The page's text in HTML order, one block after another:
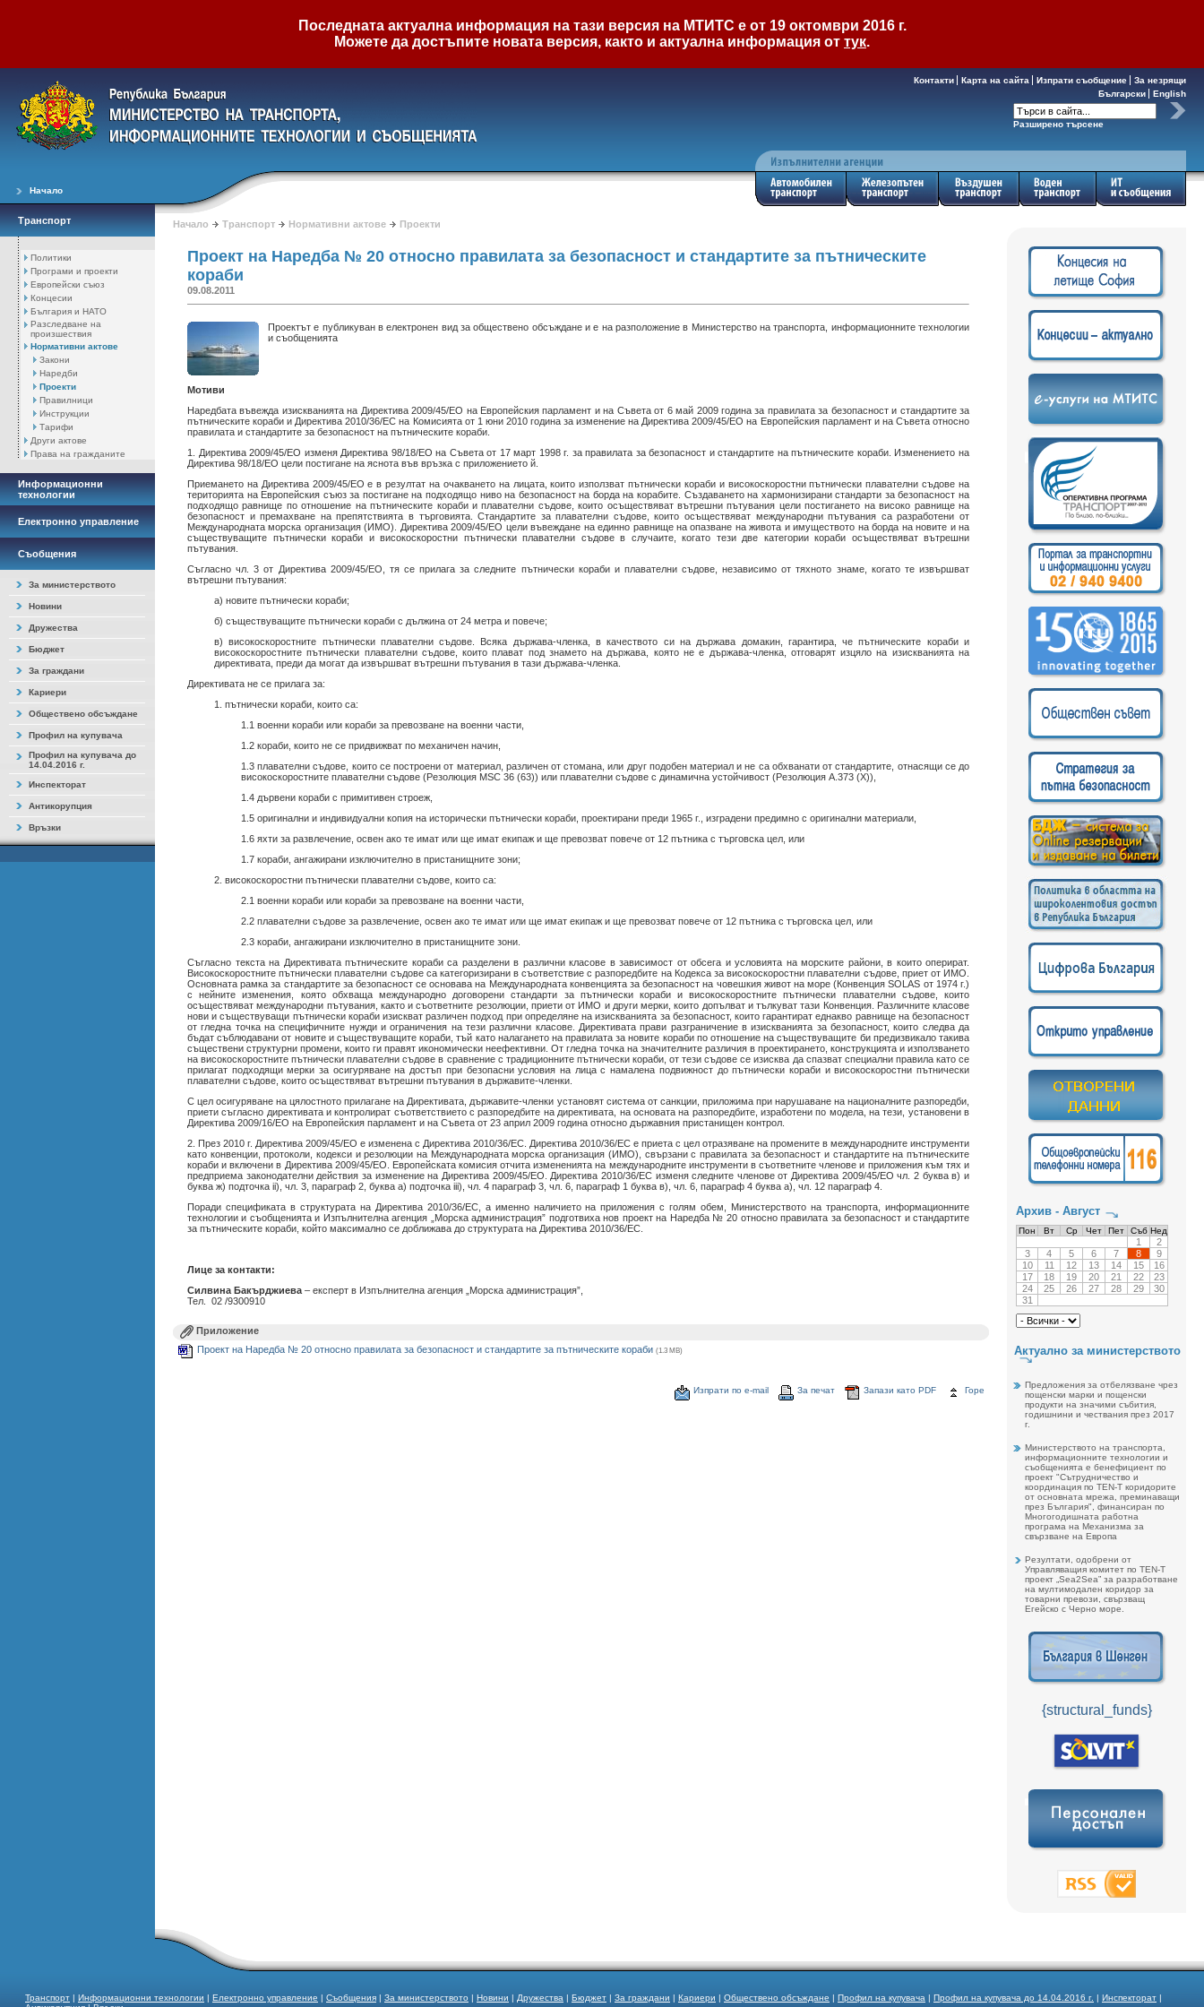
Последната актуална информация на тази версия на МТИТС е от 19 октомври 2016 г.
Можете да достъпите новата версия, както и актуална информация от тук.
Контакти Карта на сайта Изпрати съобщение
За незрящи
Български
English
Разширено търсене
Начало
Транспорт
Политики
Програми и проекти
Европейски съюз
Концесии
България и НАТО
Разследване на
произшествия
Нормативни актове
Закони
Наредби
Проекти
Правилници
Инструкции
Тарифи
Други актове
Права на гражданите
Информационни
технологии
Електронно управление
Съобщения
За министерството
Новини
Дружества
Бюджет
За граждани
Кариери
Обществено обсъждане
Профил на купувача
Профил на купувача до
14.04.2016 г.
Инспекторат
Антикорупция
Връзки
Начало Транспорт Нормативни актове Проекти
Проект на Наредба № 20 относно правилата за безопасност и стандартите за пътническите
кораби
09.08.2011
Проектът е публикуван в електронен вид за обществено обсъждане и е на разположение в Министерство на транспорта, информационните технологии
и съобщенията
Мотиви
Наредбата въвежда изискванията на Директива 2009/45/ЕО на Европейския парламент и на Съвета от 6 май 2009 година за правилата за безопасност и стандартите за
пътническите кораби и Директива 2010/36/ЕС на Комисията от 1 юни 2010 година за изменение на Директива 2009/45/ЕО на Европейския парламент и на Съвета относно
правилата и стандартите за безопасност на пътническите кораби.
1. Директива 2009/45/ЕО изменя Директива 98/18/ЕО на Съвета от 17 март 1998 г. за правилата за безопасност и стандартите на пътническите кораби. Изменението на
Директива 98/18/ЕО цели постигане на яснота във връзка с приложението й.
Приемането на Директива 2009/45/ЕО е в резултат на очакването на лицата, които използват пътнически кораби и високоскоростни пътнически плавателни съдове на
територията на Европейския съюз за постигане на подходящо ниво на безопасност на борда на корабите. Създаването на хармонизирани стандарти за безопасност на
подходящо равнище по отношение на пътническите кораби и плавателни съдове, които осъществяват вътрешни пътувания цели постигането на високо равнище на
безопасност и премахване на препятствията в търговията. Стандартите за плавателни съдове, които осъществяват международни пътувания са разработени от
Международната морска организация (ИМО). Директива 2009/45/ЕО цели въвеждане на единно равнище на опазване на живота и имуществото на борда на новите и на
съществуващите пътнически кораби и високоскоростни пътнически плавателни съдове в случаите, когато тези две категории кораби осъществяват вътрешни
пътувания.
Съгласно чл. 3 от Директива 2009/45/ЕО, тя се прилага за следните пътнически кораби и плавателни съдове, независимо от тяхното знаме, когато те извършват
вътрешни пътувания:
а) новите пътнически кораби;
б) съществуващите пътнически кораби с дължина от 24 метра и повече;
в) високоскоростните пътнически плавателни съдове. Всяка държава-членка, в качеството си на държава домакин, гарантира, че пътническите кораби и
високоскоростните пътнически плавателни съдове, които плават под знамето на държава, която не е държава-членка, отговарят изцяло на изискванията на
директивата, преди да могат да извършват вътрешни пътувания в тази държава-членка.
Директивата не се прилага за:
1. пътнически кораби, които са:
1.1 военни кораби или кораби за превозване на военни части,
1.2 кораби, които не се придвижват по механичен начин,
1.3 плавателни съдове, които се построени от материал, различен от стомана, или друг подобен материал и не са обхванати от стандартите, отнасящи се до
високоскоростните плавателни съдове (Резолюция MSC 36 (63)) или плавателни съдове с динамична устойчивост (Резолюция А.373 (Х)),
1.4 дървени кораби с примитивен строеж,
1.5 оригинални и индивидуални копия на исторически пътнически кораби, проектирани преди 1965 г., изградени предимно с оригинални материали,
1.6 яхти за развлечение, освен ако те имат или ще имат екипаж и ще превозват повече от 12 пътника с търговска цел, или
1.7 кораби, ангажирани изключително в пристанищните зони;
2. високоскоростни пътнически плавателни съдове, които са:
2.1 военни кораби или кораби за превозване на военни части,
2.2 плавателни съдове за развлечение, освен ако те имат или ще имат екипаж и ще превозват повече от 12 пътника с търговска цел, или
2.3 кораби, ангажирани изключително в пристанищните зони.
Съгласно текста на Директивата пътническите кораби са разделени в различни класове в зависимост от обсега и условията на морските райони, в които оперират.
Високоскоростните пътнически плавателни съдове са категоризирани в съответствие с разпоредбите на Кодекса за високоскоростни плавателни съдове, приет от ИМО.
Основната рамка за стандартите за безопасност се основава на Международната конвенцията за безопасност на човешкия живот на море (Конвенция SOLAS от 1974 г.)
с нейните изменения, която обхваща международно договорени стандарти за пътнически кораби и високоскоростните пътнически плавателни съдове, които
осъществяват международни пътувания, както и съответните резолюции, приети от ИМО и други мерки, които допълват и тълкуват тази Конвенция. Различните класове
нови и съществуващи пътнически кораби изискват различен подход при определяне на изискванията за безопасност, които гарантират еднакво равнище на безопасност
от гледна точка на специфичните нужди и ограничения на тези различни класове. Директивата прави разграничение в изискванията за безопасност, които следва да
бъдат съблюдавани от новите и съществуващите кораби, тъй като налагането на правилата за новите кораби по отношение на съществуващите би предизвикало такива
съществени структурни промени, които ги правят икономически неефективни. От гледна точка на значителните различия в проектирането, конструкцията и използването
на високоскоростните пътнически плавателни съдове в сравнение с традиционните пътнически кораби, от тези съдове се изисква да спазват специални правила като се
прилагат подходящи мерки за осигуряване на достъп при безопасни условия на лица с намалена подвижност до пътнически кораби и високоскоростни пътнически
плавателни съдове, които осъществяват вътрешни пътувания в държавите-членки.
С цел осигуряване на цялостното прилагане на Директивата, държавите-членки установят система от санкции, приложима при нарушаване на националните разпоредби,
приети съгласно директивата и контролират съответствието с разпоредбите на директивата, на основата на разпоредбите, изработени по модела, на тези, установени в
Директива 2009/16/ЕО на Европейския парламент и на Съвета от 23 април 2009 година относно държавния пристанищен контрол.
2. През 2010 г. Директива 2009/45/ЕО е изменена с Директива 2010/36/ЕС. Директива 2010/36/ЕС е приета с цел отразяване на промените в международните инструменти
като конвенции, протоколи, кодекси и резолюции на Международната морска организация (ИMO), свързани с правилата за безопасност и стандартите на пътническите
кораби и включени в Директива 2009/45/ЕО. Европейската комисия отчита измененията на международните инструменти в съответните членове и приложения към тях и
предприема законодателни действия за изменение на Директива 2009/45/ЕО. Директива 2010/36/ЕС изменя следните членове от Директива 2009/45/ЕО чл. 2 буква в) и
буква ж) подточка ii), чл. 3, параграф 2, буква а) подточка iii), чл. 4 параграф 3, чл. 6, параграф 1 буква в), чл. 6, параграф 4 буква а), чл. 12 параграф 4.
Поради спецификата в структурата на Директива 2010/36/ЕС, а именно наличието на приложения с голям обем, Министерството на транспорта, информационните
технологии и съобщенията и Изпълнителна агенция „Морска администрация” подготвиха нов проект на Наредба № 20 относно правилата за безопасност и стандартите
за пътническите кораби, който максимално се доближава до структурата на Директива 2010/36/ЕС.
Лице за контакти:
Силвина Бакърджиева – експерт в Изпълнителна агенция „Морска администрация”,
Тел. 02 /9300910
Приложение
Проект на Наредба № 20 относно правилата за безопасност и стандартите за пътническите кораби (1.3 MB)
Изпрати по е-mail За печат Запази като PDF Горе
Архив - Август
Пон Вт Ср Чет Пет Съб Нед
1
2
3
4 5 6 7 8
9
10
11 12 13 14 15
16
17
18 19 20 21 22
23
24
25 26 27 28 29
30
31
Актуално за министерството
Предложения за отбелязване чрез
пощенски марки и пощенски
продукти на значими събития,
годишнини и чествания през 2017
г.
Министерството на транспорта,
информационните технологии и
съобщенията е бенефициент по
проект "Сътрудничество и
координация по TEN-T коридорите
от основната мрежа, преминаващи
през България", финансиран по
Многогодишната работна
програма на Механизма за
свързване на Европа
Резултати, одобрени от
Управляващия комитет по TEN-T
проект „Sea2Sea” за разработване
на мултимодален коридор за
товарни превози, свързващ
Егейско с Черно море.
{structural_funds}
Транспорт | Информационни технологии | Електронно управление | Съобщения | За министерството | Новини | Дружества | Бюджет | За граждани | Кариери | Обществено обсъждане | Профил на купувача | Профил на купувача до 14.04.2016 г. | Инспекторат |